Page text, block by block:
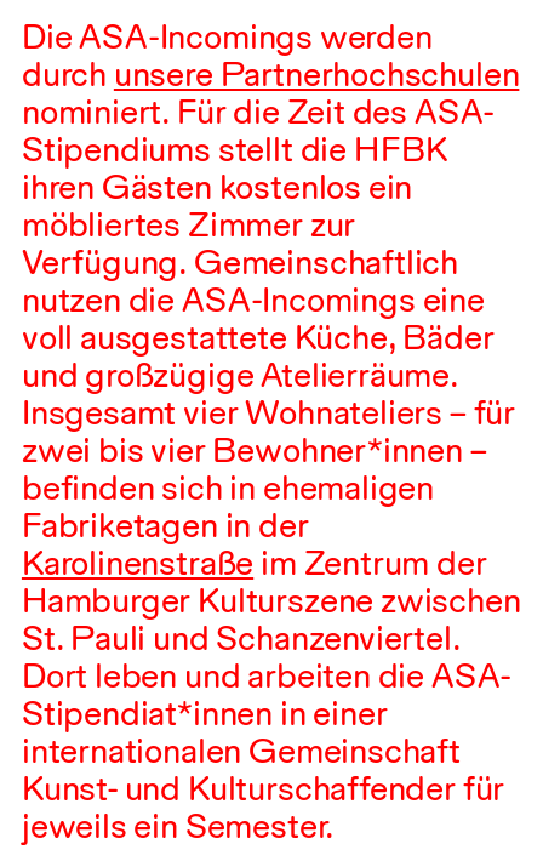
DieASA-Incomings werden
durch unsere Partnerhochschulen
nominiert. Für die Zeit des ASA-
Stipendiums stellt die HFBK
ihren Gästen kostenlos ein
möbliertes Zimmer zur
Verfügung. Gemeinschaftlich
nutzen die ASA-Incomings eine
voll ausgestattete Küche, Bäder
und großzügige Atelierräume.
Insgesamt vier Wohnateliers – für
zwei bis vier Bewohner*innen –
befinden sich in ehemaligen
Fabriketagen in der
Karolinenstraße im Zentrum der
Hamburger Kulturszene zwischen
St. Pauli und Schanzenviertel.
Dort leben und arbeiten die ASA-
Stipendiat*innen in einer
internationalen Gemeinschaft
Kunst- und Kulturschaffender für
jeweils ein Semester.